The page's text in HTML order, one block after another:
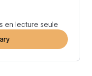
en lecture seule